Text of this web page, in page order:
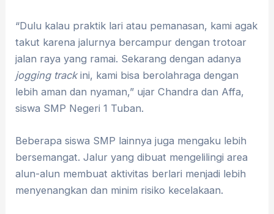
“Dulu kalau praktik lari atau pemanasan, kami agak
takut karena jalurnya bercampur dengan trotoar
jalan raya yang ramai. Sekarang dengan adanya
jogging trackini, kami bisa berolahraga dengan
lebih aman dan nyaman,” ujar Chandra dan Affa,
siswa SMP Negeri 1 Tuban.
Beberapa siswa SMP lainnya juga mengaku lebih
bersemangat. Jalur yang dibuat mengelilingi area
alun-alun membuat aktivitas berlari menjadi lebih
menyenangkan dan minim risiko kecelakaan.